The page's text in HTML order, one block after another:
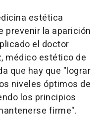
estética
prevenir la aparición
el doctor
médico estético de
que hay que "lograr
niveles óptimos de
los principios
firme".